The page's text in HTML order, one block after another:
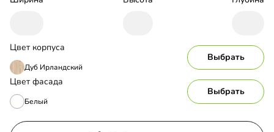
Цвет корпуса
Дуб Ирландский
Выбрать
Цвет фасада
Белый
Выбрать